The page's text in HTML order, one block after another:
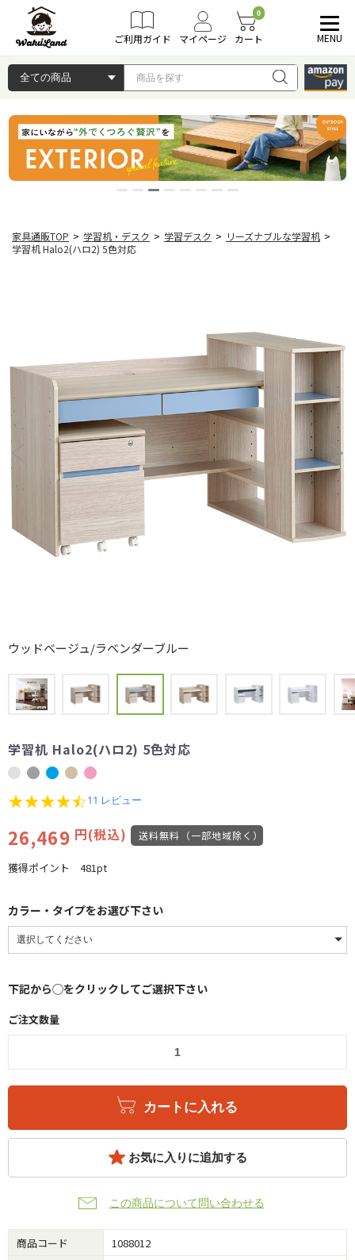
ご利用ガイド マイページ
0
カート MENU
家具通販TOP > 学習机・デスク > 学習デスク > リーズナブルな学習机 >
学習机 Halo2(ハロ2) 5色対応
ウッドベージュ/ラベンダーブルー
学習机 Halo2(ハロ2) 5色対応
4.3
rating
11 レビュー
26,469 円(税込) 送料無料（一部地域除く）
獲得ポイント 481pt
カラー・タイプをお選び下さい
下記から◯をクリックしてご選択下さい
ご注文数量
カートに入れる
お気に入りに追加する
この商品について問い合わせる
商品コード
1088012